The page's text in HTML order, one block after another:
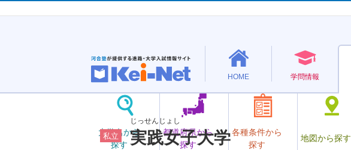
HOME 学問情報
大学名から
探す
都道府県から
探す
各種条件から
探す
地図から探す
私立
じっせんじょし
実践女子大学